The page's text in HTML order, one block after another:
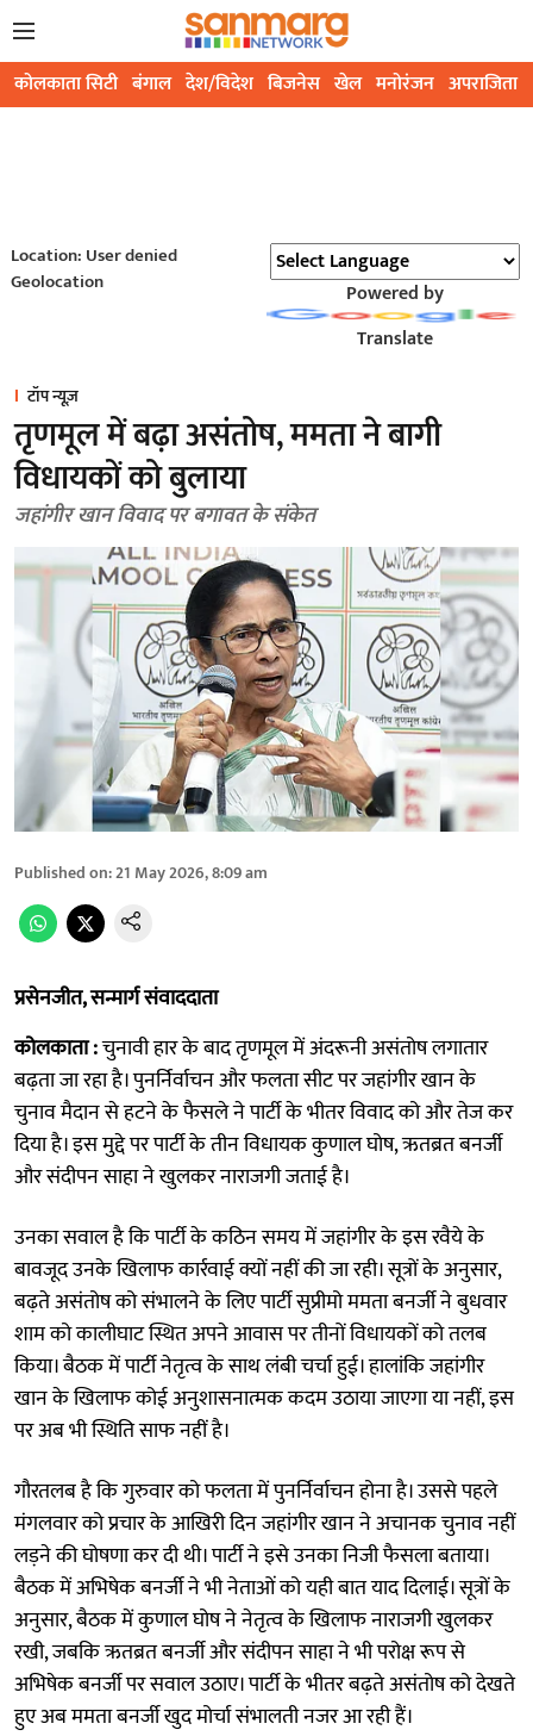
कोलकाता सिटी बंगाल देश/विदेश बिजनेस खेल मनोरंजन अपराजिता
Location: User denied
Geolocation
Powered by
Translate
टॉप न्यूज़
तृणमूल में बढ़ा असंतोष, ममता ने बागी
विधायकों को बुलाया
जहांगीर खान विवाद पर बगावत के संकेत
Published on:21 May 2026, 8:09 am
प्रसेनजीत, सन्मार्ग संवाददाता
कोलकाता :चुनावी हार के बाद तृणमूल में अंदरूनी असंतोष लगातार
बढ़ता जा रहा है। पुनर्निर्वाचन और फलता सीट पर जहांगीर खान के
चुनाव मैदान से हटने के फैसले ने पार्टी के भीतर विवाद को और तेज कर
दिया है। इस मुद्दे पर पार्टी के तीन विधायक कुणाल घोष, ऋतब्रत बनर्जी
और संदीपन साहा ने खुलकर नाराजगी जताई है।
उनका सवाल है कि पार्टी के कठिन समय में जहांगीर के इस रवैये के
बावजूद उनके खिलाफ कार्रवाई क्यों नहीं की जा रही। सूत्रों के अनुसार,
बढ़ते असंतोष को संभालने के लिए पार्टी सुप्रीमो ममता बनर्जी ने बुधवार
शाम को कालीघाट स्थित अपने आवास पर तीनों विधायकों को तलब
किया। बैठक में पार्टी नेतृत्व के साथ लंबी चर्चा हुई। हालांकि जहांगीर
खान के खिलाफ कोई अनुशासनात्मक कदम उठाया जाएगा या नहीं, इस
पर अब भी स्थिति साफ नहीं है।
गौरतलब है कि गुरुवार को फलता में पुनर्निर्वाचन होना है। उससे पहले
मंगलवार को प्रचार के आखिरी दिन जहांगीर खान ने अचानक चुनाव नहीं
लड़ने की घोषणा कर दी थी। पार्टी ने इसे उनका निजी फैसला बताया।
बैठक में अभिषेक बनर्जी ने भी नेताओं को यही बात याद दिलाई। सूत्रों के
अनुसार, बैठक में कुणाल घोष ने नेतृत्व के खिलाफ नाराजगी खुलकर
रखी, जबकि ऋतब्रत बनर्जी और संदीपन साहा ने भी परोक्ष रूप से
अभिषेक बनर्जी पर सवाल उठाए। पार्टी के भीतर बढ़ते असंतोष को देखते
हुए अब ममता बनर्जी खुद मोर्चा संभालती नजर आ रही हैं।